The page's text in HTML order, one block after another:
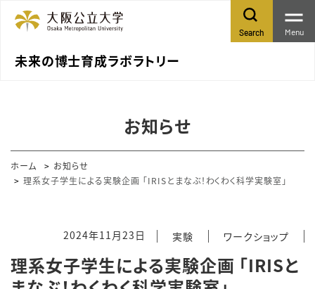
未来の博士育成ラボラトリー
Search Menu
お知らせ
ホーム
お知らせ
理系女子学生による実験企画 「IRISとまなぶ！わくわく科学実験室」
2024年11月23日 実験 ワークショップ
理系女子学生による実験企画 「IRISと